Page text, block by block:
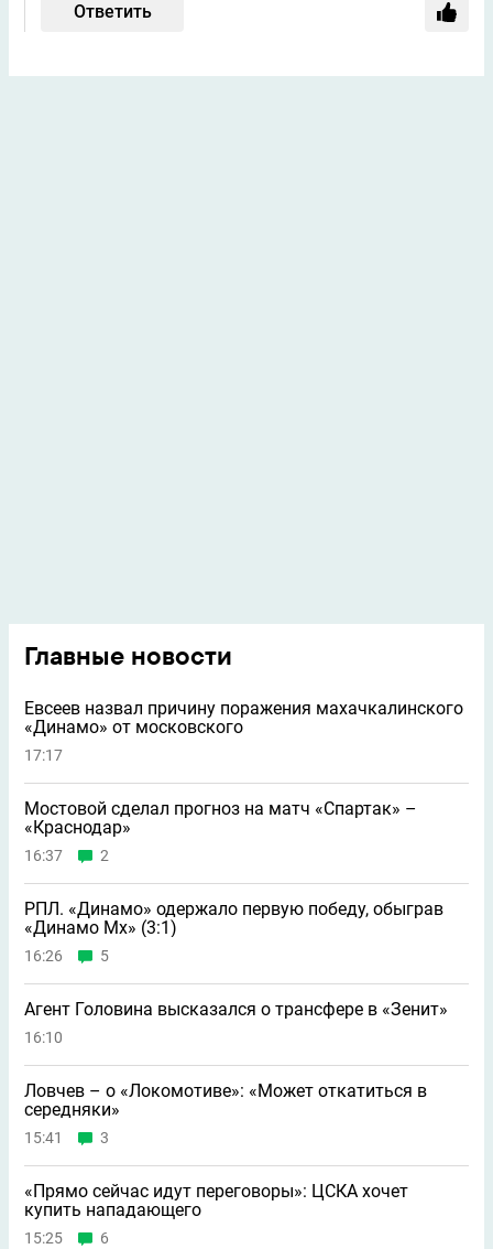
Ответить
Главные новости
Евсеев назвал причину поражения махачкалинского
«Динамо» от московского
17:17
Мостовой сделал прогноз на матч «Спартак» –
«Краснодар»
16:37 2
РПЛ. «Динамо» одержало первую победу, обыграв
«Динамо Мх» (3:1)
16:26 5
Агент Головина высказался о трансфере в «Зенит»
16:10
Ловчев – о «Локомотиве»: «Может откатиться в
середняки»
15:41 3
«Прямо сейчас идут переговоры»: ЦСКА хочет
купить нападающего
15:25 6